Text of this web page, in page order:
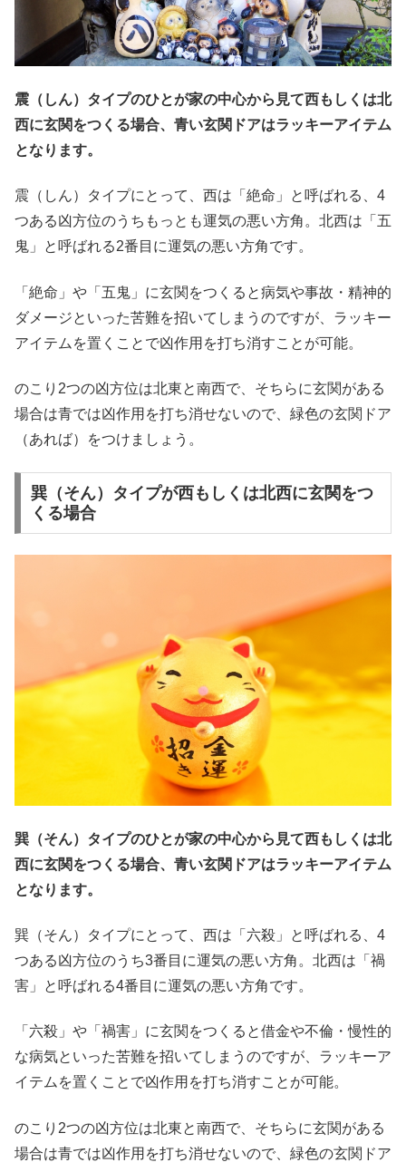
震（しん）タイプのひとが家の中心から見て西もしくは北
西に玄関をつくる場合、青い玄関ドアはラッキーアイテム
となります。
震（しん）タイプにとって、西は「絶命」と呼ばれる、4
つある凶方位のうちもっとも運気の悪い方角。北西は「五
鬼」と呼ばれる2番目に運気の悪い方角です。
「絶命」や「五鬼」に玄関をつくると病気や事故・精神的
ダメージといった苦難を招いてしまうのですが、ラッキー
アイテムを置くことで凶作用を打ち消すことが可能。
のこり2つの凶方位は北東と南西で、そちらに玄関がある
場合は青では凶作用を打ち消せないので、緑色の玄関ドア
（あれば）をつけましょう。
巽（そん）タイプが西もしくは北西に玄関をつ
くる場合
巽（そん）タイプのひとが家の中心から見て西もしくは北
西に玄関をつくる場合、青い玄関ドアはラッキーアイテム
となります。
巽（そん）タイプにとって、西は「六殺」と呼ばれる、4
つある凶方位のうち3番目に運気の悪い方角。北西は「禍
害」と呼ばれる4番目に運気の悪い方角です。
「六殺」や「禍害」に玄関をつくると借金や不倫・慢性的
な病気といった苦難を招いてしまうのですが、ラッキーア
イテムを置くことで凶作用を打ち消すことが可能。
のこり2つの凶方位は北東と南西で、そちらに玄関がある
場合は青では凶作用を打ち消せないので、緑色の玄関ドア